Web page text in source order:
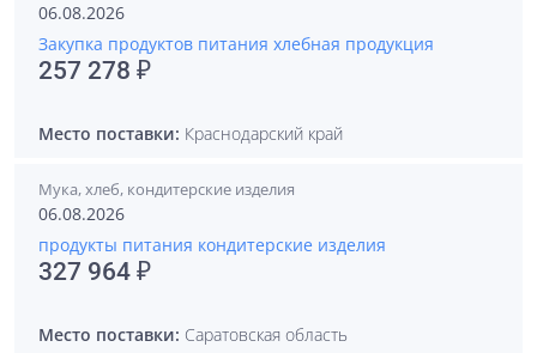
06.08.2026
Закупка продуктов питания хлебная продукция
257 278 ₽
Место поставки: Краснодарский край
Мука, хлеб, кондитерские изделия
06.08.2026
продукты питания кондитерские изделия
327 964 ₽
Место поставки: Саратовская область